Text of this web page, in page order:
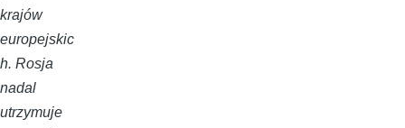
krajów
europejskic
h. Rosja
nadal
utrzymuje